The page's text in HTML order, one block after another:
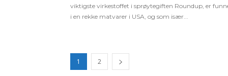
viktigste virkestoffet i sprøytegiften Roundup, er
i en rekke matvarer i USA, og som især...
1 2